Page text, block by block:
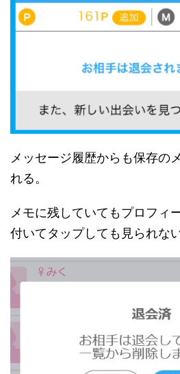
メッセージ履歴からも保存の
れる。
メモに残していてもプロフィ
付いてタップしても見られない